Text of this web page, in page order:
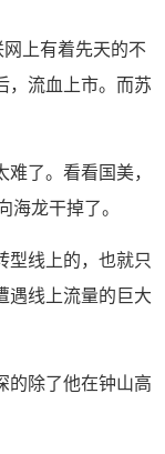
上有着先天的不
，流血上市。而苏
了。看看国美，
海龙干掉了。
型线上的，也就只
遇线上流量的巨大
的除了他在钟山高